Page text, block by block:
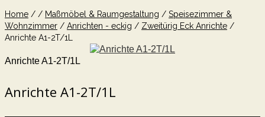
Home / / Maßmöbel & Raumgestaltung / Speisezimmer &
Wohnzimmer / Anrichten - eckig / Zweitürig Eck Anrichte /
Anrichte A1-2T/1L
Anrichte A1-2T/1L
Anrichte A1-2T/1L